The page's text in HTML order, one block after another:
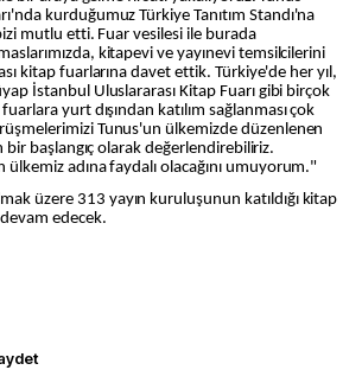
kurduğumuz Türkiye Tanıtım Standı'na
mutlu etti. Fuar vesilesi ile burada
kitapevi ve yayınevi temsilcilerini
kitap fuarlarına davet ettik. Türkiye'de her yıl,
İstanbul Uluslararası Kitap Fuarı gibi birçok
yurt dışından katılım sağlanması çok
Tunus'un ülkemizde düzenlenen
bir başlangıç olarak değerlendirebiliriz.
ülkemiz adına faydalı olacağını umuyorum."
üzere 313 yayın kuruluşunun katıldığı kitap
edecek.